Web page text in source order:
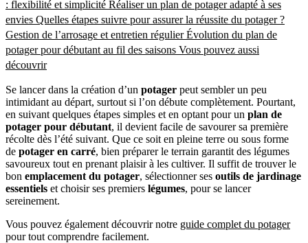
: flexibilité et simplicité Réaliser un plan de potager adapté à ses
envies Quelles étapes suivre pour assurer la réussite du potager ?
Gestion de l’arrosage et entretien régulierÉvolution du plan de
potager pour débutant au fil des saisons Vous pouvez aussi
découvrir
Se lancer dans la création d’un potager peut sembler un peu
intimidant au départ, surtout si l’on débute complètement. Pourtant,
en suivant quelques étapes simples et en optant pour un plan de
potager pour débutant, il devient facile de savourer sa première
récolte dès l’été suivant. Que ce soit en pleine terre ou sous forme
de potager en carré, bien préparer le terrain garantit des légumes
savoureux tout en prenant plaisir à les cultiver. Il suffit de trouver le
bon emplacement du potager, sélectionner ses outils de jardinage
essentiels et choisir ses premiers légumes, pour se lancer
sereinement.
Vous pouvez également découvrir notre guide complet du potager
pour tout comprendre facilement.